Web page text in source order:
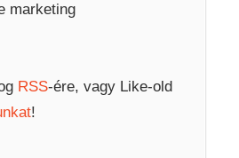
marketing
RSS-ére, vagy Like-old
!